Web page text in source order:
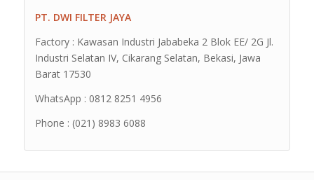
PT. DWI FILTER JAYA
Factory : Kawasan Industri Jababeka 2 Blok EE/ 2G Jl.
Industri Selatan IV, Cikarang Selatan, Bekasi, Jawa
Barat 17530
WhatsApp : 0812 8251 4956
Phone : (021) 8983 6088